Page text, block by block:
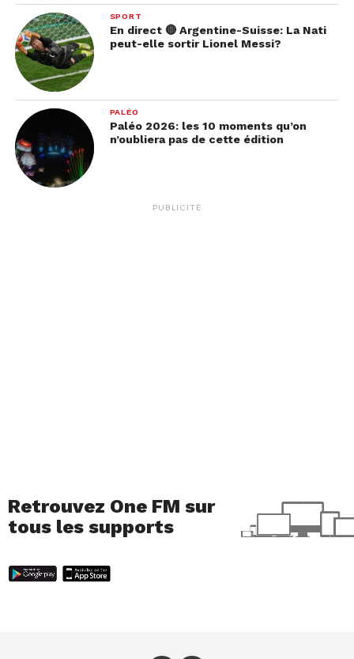
SPORT
En direct 🔴 Argentine-Suisse: La Nati
peut-elle sortir Lionel Messi?
PALÉO
Paléo 2026: les 10 moments qu’on
n’oubliera pas de cette édition
PUBLICITÉ
Retrouvez One FM sur
tous les supports